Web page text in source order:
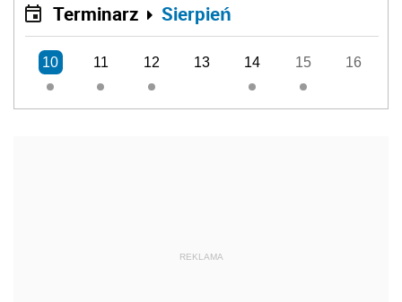
Terminarz Sierpień
10 11 12 13 14 15 16
REKLAMA